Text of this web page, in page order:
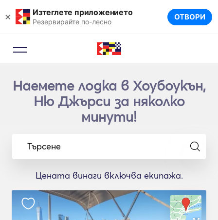
× Изтеглете приложението
Резервирайте по-лесно ОТВОРИ
Наемете лодка в Хоубоукън,
Ню Джърси за няколко
минути!
Търсене
Цената винаги включва екипажа.